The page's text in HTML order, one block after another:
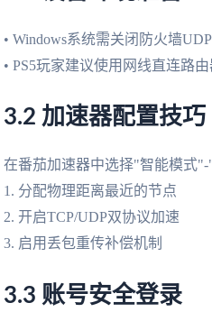
• Windows系统需关闭防火墙
• PS5玩家建议使用网线直连路
3.2 加速器配置技巧
在番茄加速器中选择"智能模式"-
1. 分配物理距离最近的节点
2. 开启TCP/UDP双协议加速
3. 启用丢包重传补偿机制
3.3 账号安全登录